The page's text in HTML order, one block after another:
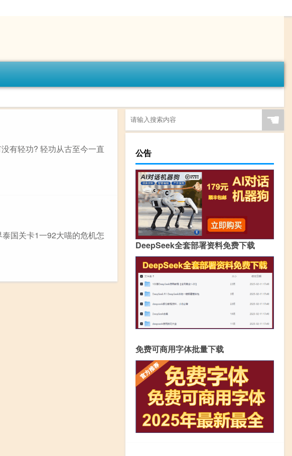
有轻功? 轻功从古至今一直
国关卡1一92大喵的危机怎
☚
公告
DeepSeek全套部署资料免费下载
免费可商用字体批量下载